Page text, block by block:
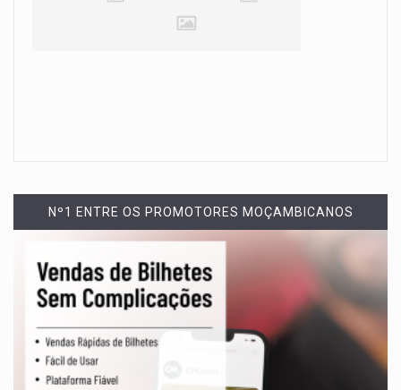
Nº1 ENTRE OS PROMOTORES MOÇAMBICANOS